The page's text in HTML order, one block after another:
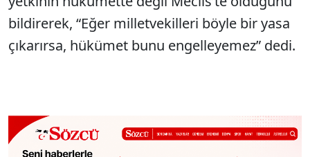
bildirerek, “Eğer milletvekilleri böyle bir yasa
çıkarırsa, hükümet bunu engelleyemez” dedi.